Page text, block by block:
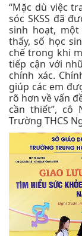
“Mặc dù việc
sóc SKSS đã
sinh hoạt,
thấy, số học
chế trong khi
tiếp cận với
chính xác.
giúp các em
rõ hơn về vấn
cần thiết”, cô
Trường THCS